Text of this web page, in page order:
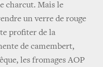
charcut. Mais le
un verre de rouge
profiter de la
de camembert,
les fromages AOP